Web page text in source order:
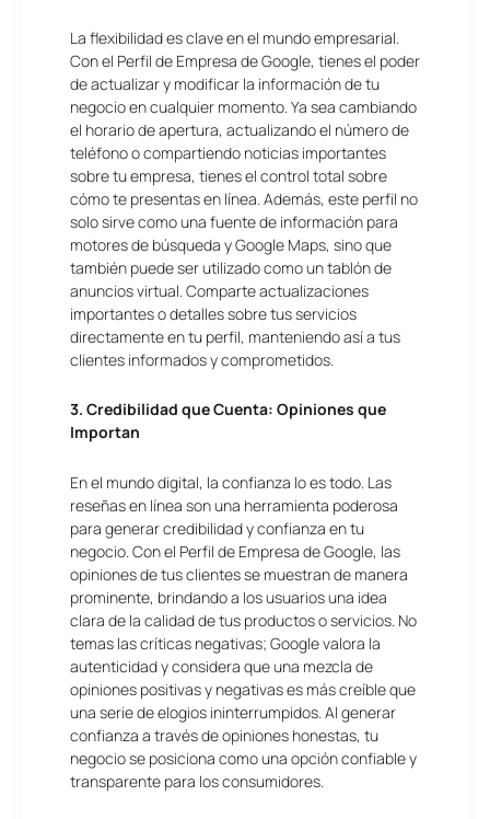
La flexibilidad es clave en el mundo empresarial.
Con el Perfil de Empresa de Google, tienes el poder
de actualizar y modificar la información de tu
negocio en cualquier momento. Ya sea cambiando
el horario de apertura, actualizando el número de
teléfono o compartiendo noticias importantes
sobre tu empresa, tienes el control total sobre
cómo te presentas en línea. Además, este perfil no
solo sirve como una fuente de información para
motores de búsqueda y Google Maps, sino que
también puede ser utilizado como un tablón de
anuncios virtual. Comparte actualizaciones
importantes o detalles sobre tus servicios
directamente en tu perfil, manteniendo así a tus
clientes informados y comprometidos.
3. Credibilidad que Cuenta: Opiniones que
Importan
En el mundo digital, la confianza lo es todo. Las
reseñas en línea son una herramienta poderosa
para generar credibilidad y confianza en tu
negocio. Con el Perfil de Empresa de Google, las
opiniones de tus clientes se muestran de manera
prominente, brindando a los usuarios una idea
clara de la calidad de tus productos o servicios. No
temas las críticas negativas; Google valora la
autenticidad y considera que una mezcla de
opiniones positivas y negativas es más creíble que
una serie de elogios ininterrumpidos. Al generar
confianza a través de opiniones honestas, tu
negocio se posiciona como una opción confiable y
transparente para los consumidores.